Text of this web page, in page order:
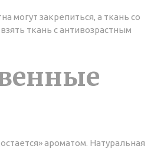
могут закрепиться, а ткань со
ткань с антивозрастным
ароматом. Натуральная